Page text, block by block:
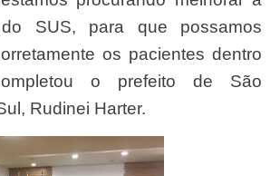
do SUS, para que possamos
os pacientes dentro
o prefeito de São
Rudinei Harter.